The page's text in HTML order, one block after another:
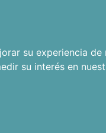
su experiencia
su interés en